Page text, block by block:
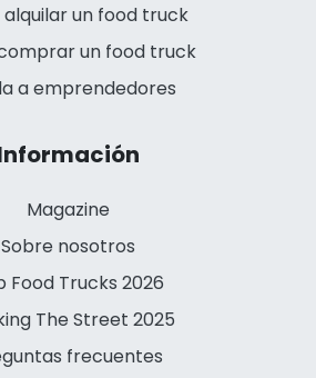
un food truck
un food truck
a emprendedores
Magazine
Sobre nosotros
Food Trucks 2026
The Street 2025
frecuentes